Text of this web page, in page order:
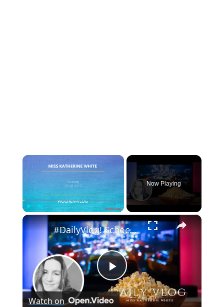
×
Play Unmute
Now Playing
×
Play
#DailyVlog! Schocknachrichten am Dienstag. Wie geht es jetzt weiter mit Chicago P.D?
Watch on